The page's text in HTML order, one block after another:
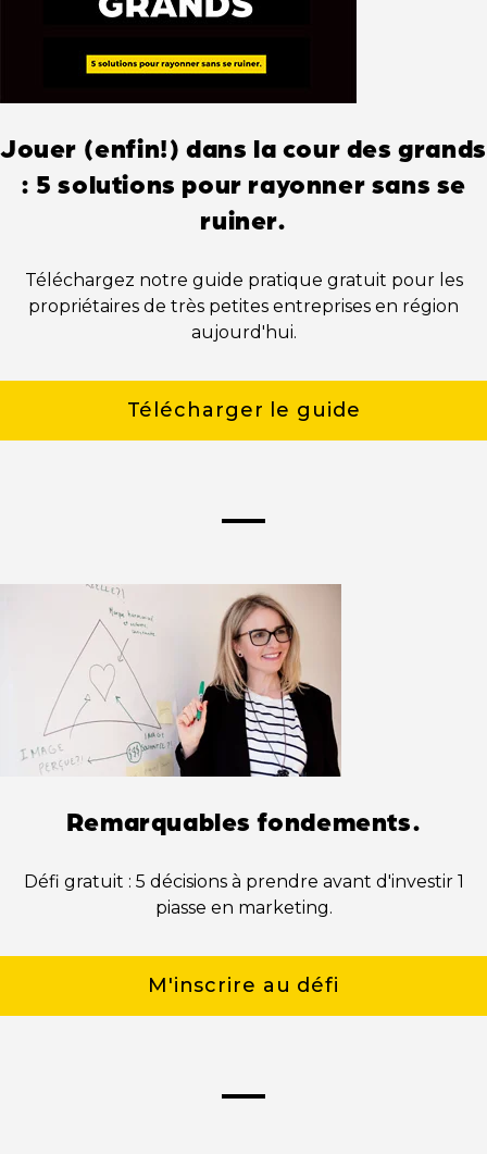
Jouer (enfin!) dans la cour des grands
: 5 solutions pour rayonner sans se
ruiner.
Téléchargez notre guide pratique gratuit pour les
propriétaires de très petites entreprises en région
aujourd'hui.
Télécharger le guide
Remarquables fondements.
Défi gratuit : 5 décisions à prendre avant d'investir 1
piasse en marketing.
M'inscrire au défi